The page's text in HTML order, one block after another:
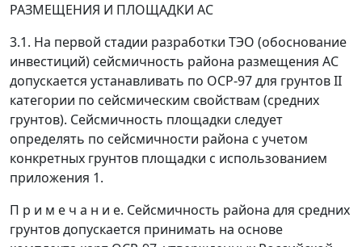
РАЗМЕЩЕНИЯ И ПЛОЩАДКИ АС
3.1. На первой стадии разработки ТЭО (обоснование
инвестиций) сейсмичность района размещения АС
допускается устанавливать по ОСР-97 для грунтов II
категории по сейсмическим свойствам (средних
грунтов). Сейсмичность площадки следует
определять по сейсмичности района с учетом
конкретных грунтов площадки с использованием
приложения 1.
П р и м е ч а н и е. Сейсмичность района для средних
грунтов допускается принимать на основе